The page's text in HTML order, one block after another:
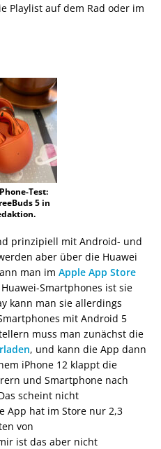
Playlist auf dem Rad oder im
Test:
5 in
prinzipiell mit Android- und
aber über die Huawei
man im Apple App Store
Smartphones ist sie
kann man sie allerdings
mit Android 5
muss man zunächst die
, und kann die App dann
iPhone 12 klappt die
und Smartphone nach
scheint nicht
App hat im Store nur 2,3
von
ist das aber nicht